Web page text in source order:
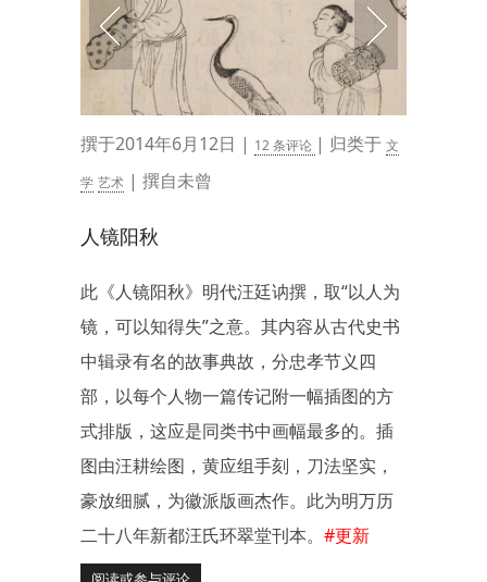
撰于2014年6月12日 | 12 条评论 | 归类于 文
学 艺术 | 撰自未曾
人镜阳秋
此《人镜阳秋》明代汪廷讷撰，取“以人为
镜，可以知得失”之意。其内容从古代史书
中辑录有名的故事典故，分忠孝节义四
部，以每个人物一篇传记附一幅插图的方
式排版，这应是同类书中画幅最多的。插
图由汪耕绘图，黄应组手刻，刀法坚实，
豪放细腻，为徽派版画杰作。此为明万历
二十八年新都汪氏环翠堂刊本。 #更新